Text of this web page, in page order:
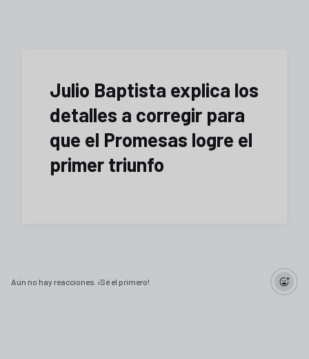
Julio Baptista explica los
detalles a corregir para
que el Promesas logre el
primer triunfo
Aún no hay reacciones. ¡Sé el primero!